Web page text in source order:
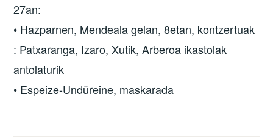
27an:
• Hazparnen, Mendeala gelan, 8etan, kontzertuak
: Patxaranga, Izaro, Xutik, Arberoa ikastolak
antolaturik
• Espeize-Undüreine, maskarada